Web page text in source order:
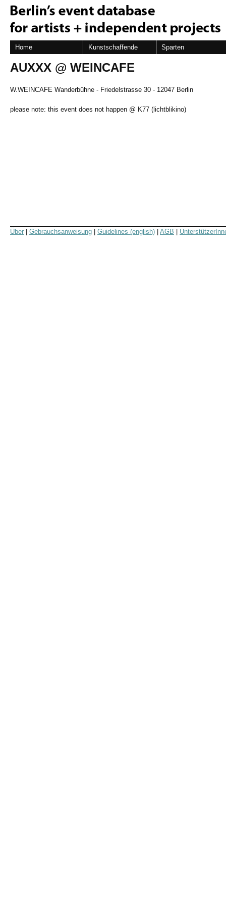
Home Kunstschaffende Sparten
AUXXX @ WEINCAFE
W.WEINCAFE Wanderbühne - Friedelstrasse 30 - 12047 Berlin
please note: this event does not happen @ K77 (lichtblikino)
Über Gebrauchsanweisung Guidelines (english) AGB